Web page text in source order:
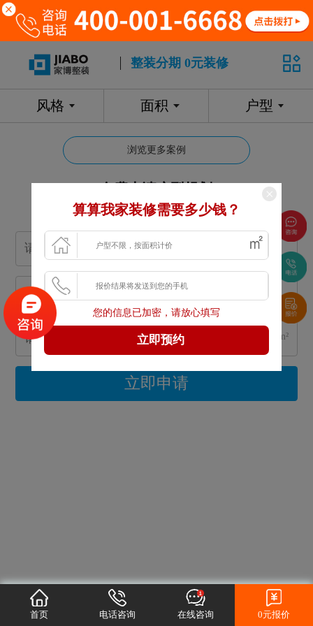
整装分期 0元装修
风格 面积 户型
浏览更多案例
专属设计师免费1对1全程服务
m²
立即申请
首页 电话咨询 在线咨询 0元报价
算算我家装修需要多少钱？
您的信息已加密，请放心填写